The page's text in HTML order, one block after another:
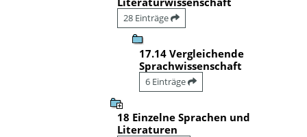
28 Einträge
17.14 Vergleichende
Sprachwissenschaft
6 Einträge
18 Einzelne Sprachen und
Literaturen